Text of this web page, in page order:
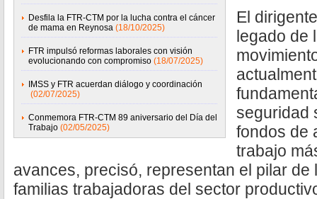
Desfila la FTR-CTM por la lucha contra el cáncer
de mama en Reynosa (18/10/2025)
FTR impulsó reformas laborales con visión
evolucionando con compromiso (18/07/2025)
IMSS y FTR acuerdan diálogo y coordinación
(02/07/2025)
Conmemora FTR-CTM 89 aniversario del Día del
Trabajo (02/05/2025)
El
legado de
seguridad
fondos de
trabajo
avances, precisó, representan el pilar de
familias trabajadoras del sector